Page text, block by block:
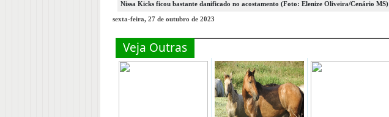
Nissa Kicks ficou bastante danificado no acostamento (Foto: Elenize Oliveira/Cenário MS)
sexta-feira, 27 de outubro de 2023
Veja Outras